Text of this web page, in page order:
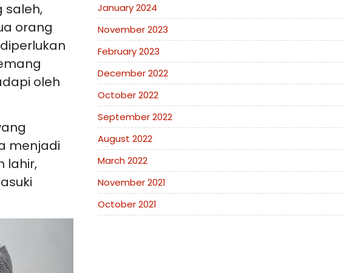
saleh,
orang
oleh
menjadi
lahir,
January 2024
November 2023
February 2023
December 2022
October 2022
September 2022
August 2022
March 2022
November 2021
October 2021